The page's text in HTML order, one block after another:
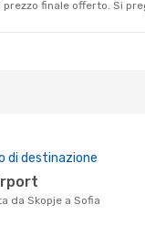
finale offerto. Si
di destinazione
da Skopje a Sofia